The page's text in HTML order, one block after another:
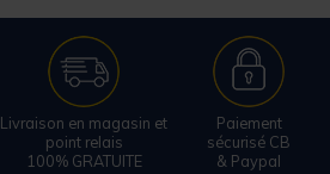
Livraison en magasin et
point relais
100% GRATUITE
Paiement
sécurisé CB
& Paypal